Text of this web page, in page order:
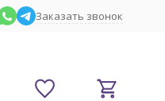
Заказать звонок